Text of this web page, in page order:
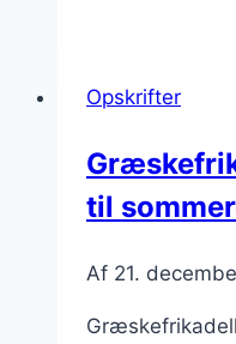
Opskrifter
til
Af 21.